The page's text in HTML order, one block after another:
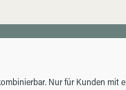
Nur für Kunden mit